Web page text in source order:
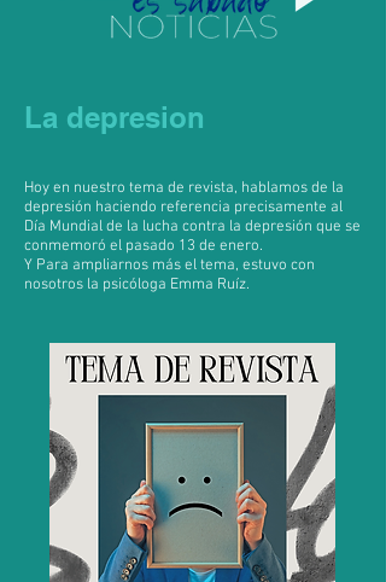
La depresion
Hoy en nuestro tema de revista, hablamos de la
depresión haciendo referencia precisamente al
Día Mundial de la lucha contra la depresión que se
conmemoró el pasado 13 de enero.
Y Para ampliarnos más el tema, estuvo con
nosotros la psicóloga Emma Ruíz.